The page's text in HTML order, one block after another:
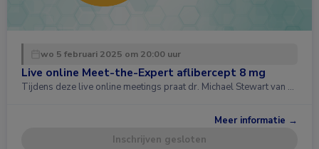
wo 5 februari 2025 om 20:00 uur
Live online Meet-the-Expert aflibercept 8 mg
Tijdens deze live online meetings praat dr. Michael Stewart van …
Meer informatie →
Inschrijven gesloten